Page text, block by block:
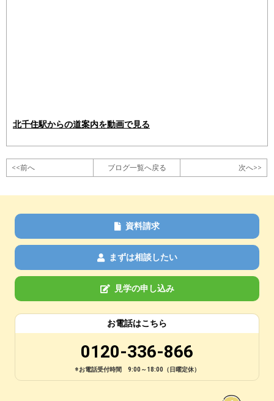
北千住駅からの道案内を動画で見る
<<前へ ブログ一覧へ戻る 次へ>>
資料請求
まずは相談したい
見学の申し込み
お電話はこちら
0120-336-866
※お電話受付時間 9:00～18:00（日曜定休）